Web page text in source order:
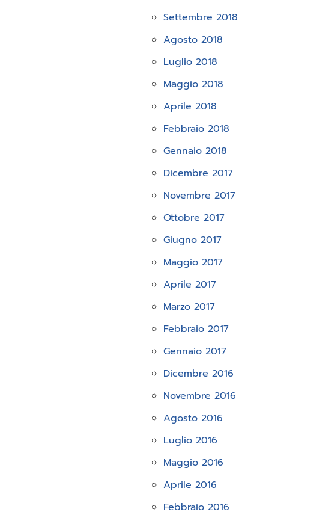
Settembre 2018
Agosto 2018
Luglio 2018
Maggio 2018
Aprile 2018
Febbraio 2018
Gennaio 2018
Dicembre 2017
Novembre 2017
Ottobre 2017
Giugno 2017
Maggio 2017
Aprile 2017
Marzo 2017
Febbraio 2017
Gennaio 2017
Dicembre 2016
Novembre 2016
Agosto 2016
Luglio 2016
Maggio 2016
Aprile 2016
Febbraio 2016